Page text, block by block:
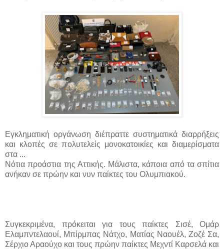
Εγκληματική οργάνωση διέπραττε συστηματικά διαρρήξεις
και κλοπές σε πολυτελείς μονοκατοικίες και διαμερίσματα
στα ...
Νότια προάστια της Αττικής. Μάλιστα, κάποια από τα σπίτια
ανήκαν σε πρώην και νυν παίκτες του Ολυμπιακού.
Συγκεκριμένα, πρόκειται για τους παίκτες Σισέ, Ομάρ
Ελαμπντελαουί, Μπίρμπας Νάτχο, Ματίας Ναουέλ, Ζοζέ Σα,
Σέρχιο Αραούχο και τους πρώην παίκτες Μεχντί Καρσελά και